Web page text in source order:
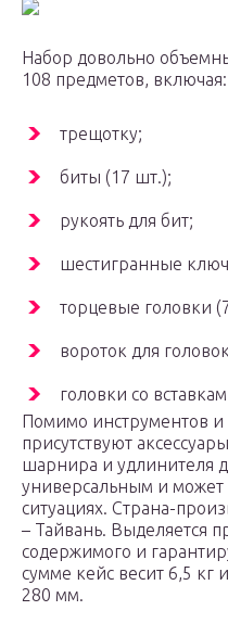
Набор довольно
108 предметов, включая:
трещотку;
биты (17 шт.);
рукоять для бит;
шестигранные
торцевые головки
вороток для
головки со
Помимо инструментов и
присутствуют
шарнира и удлинителя
универсальным и может
ситуациях. Страна-
– Тайвань. Выделяется
содержимого и
сумме кейс весит 6,5 кг
280 мм.